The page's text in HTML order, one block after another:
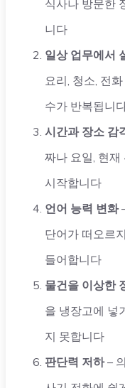
식사나 방문한
니다
일상 업무에서
요리, 청소, 전
수가 반복됩니
시간과 장소 감
짜나 요일, 현재
시작합니다
언어 능력 변화
단어가 떠오르
들어합니다
물건을 이상한
을 냉장고에 넣
지 못합니다
판단력 저하–